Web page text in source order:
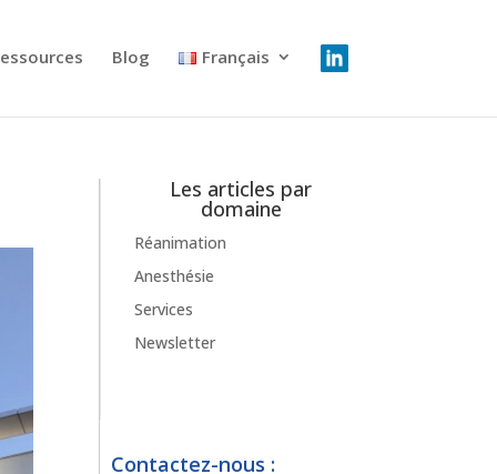
Blog Français
Les articles par
domaine
Réanimation
Anesthésie
Services
Newsletter
Contactez-nous :